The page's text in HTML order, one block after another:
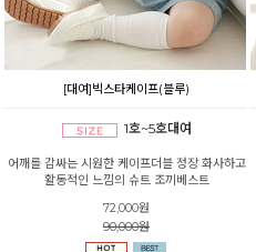
[대여]빅스타케이프(블루)
1호~5호대여
어깨를 감싸는 시원한 케이프더블 정장 화사하고
활동적인 느낌의 슈트 조끼베스트
72,000원
90,000원